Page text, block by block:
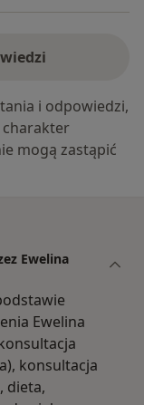
i odpowiedzi,
charakter
mogą zastąpić
Ewelina
Ewelina
konsultacja
dieta,